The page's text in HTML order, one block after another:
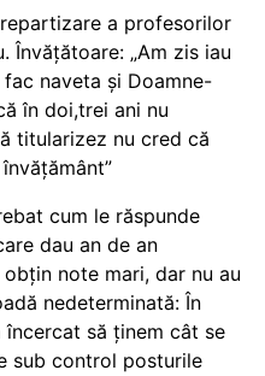
a profesorilor
Învățătoare: „Am zis iau
fac naveta și Doamne-
în doi,trei ani nu
titularizez nu cred că
cum le răspunde
dau an de an
note mari, dar nu au
nedeterminată: În
încercat să ținem cât se
sub control posturile